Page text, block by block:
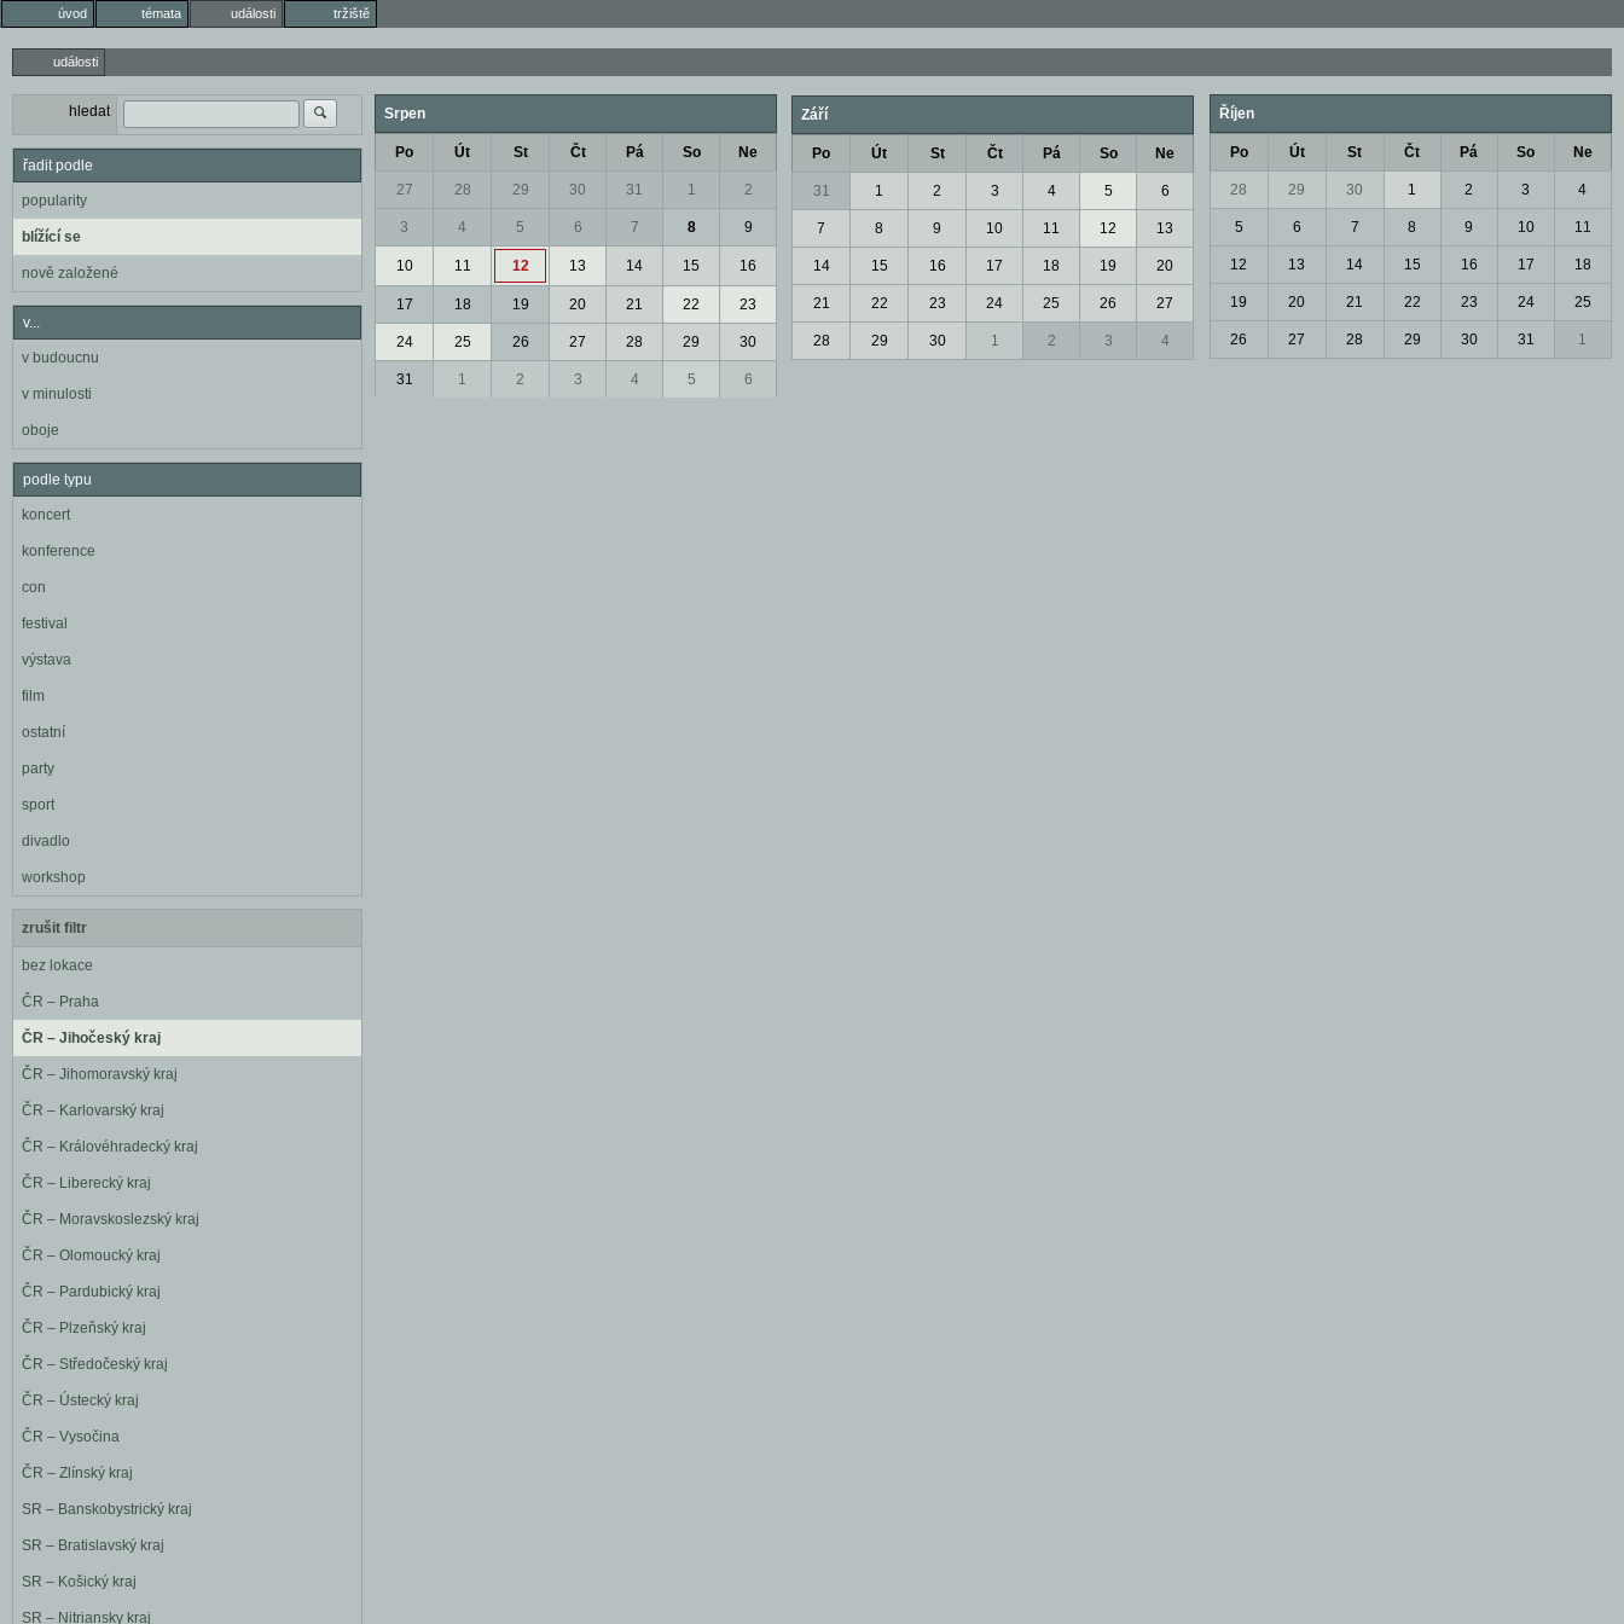
úvod témata události tržiště
události
hledat
řadit podle
popularity
blížící se
nově založené
v...
v budoucnu
v minulosti
oboje
podle typu
koncert
konference
con
festival
výstava
film
ostatní
party
sport
divadlo
workshop
zrušit filtr
bez lokace
ČR – Praha
ČR – Jihočeský kraj
ČR – Jihomoravský kraj
ČR – Karlovarský kraj
ČR – Královéhradecký kraj
ČR – Liberecký kraj
ČR – Moravskoslezský kraj
ČR – Olomoucký kraj
ČR – Pardubický kraj
ČR – Plzeňský kraj
ČR – Středočeský kraj
ČR – Ústecký kraj
ČR – Vysočina
ČR – Zlínský kraj
SR – Banskobystrický kraj
SR – Bratislavský kraj
SR – Košický kraj
SR – Nitriansky kraj
Srpen
Po Út St Čt Pá So Ne
27 28 29 30 31 1 2
3 4 5 6 7 8 9
10 11 12 13 14 15 16
17 18 19 20 21 22 23
24 25 26 27 28 29 30
31 1 2 3 4 5 6
Září
Po Út St Čt Pá So Ne
31 1 2 3 4 5 6
7 8 9 10 11 12 13
14 15 16 17 18 19 20
21 22 23 24 25 26 27
28 29 30 1 2 3 4
Říjen
Po Út St Čt Pá So Ne
28 29 30 1 2 3 4
5 6 7 8 9 10 11
12 13 14 15 16 17 18
19 20 21 22 23 24 25
26 27 28 29 30 31 1